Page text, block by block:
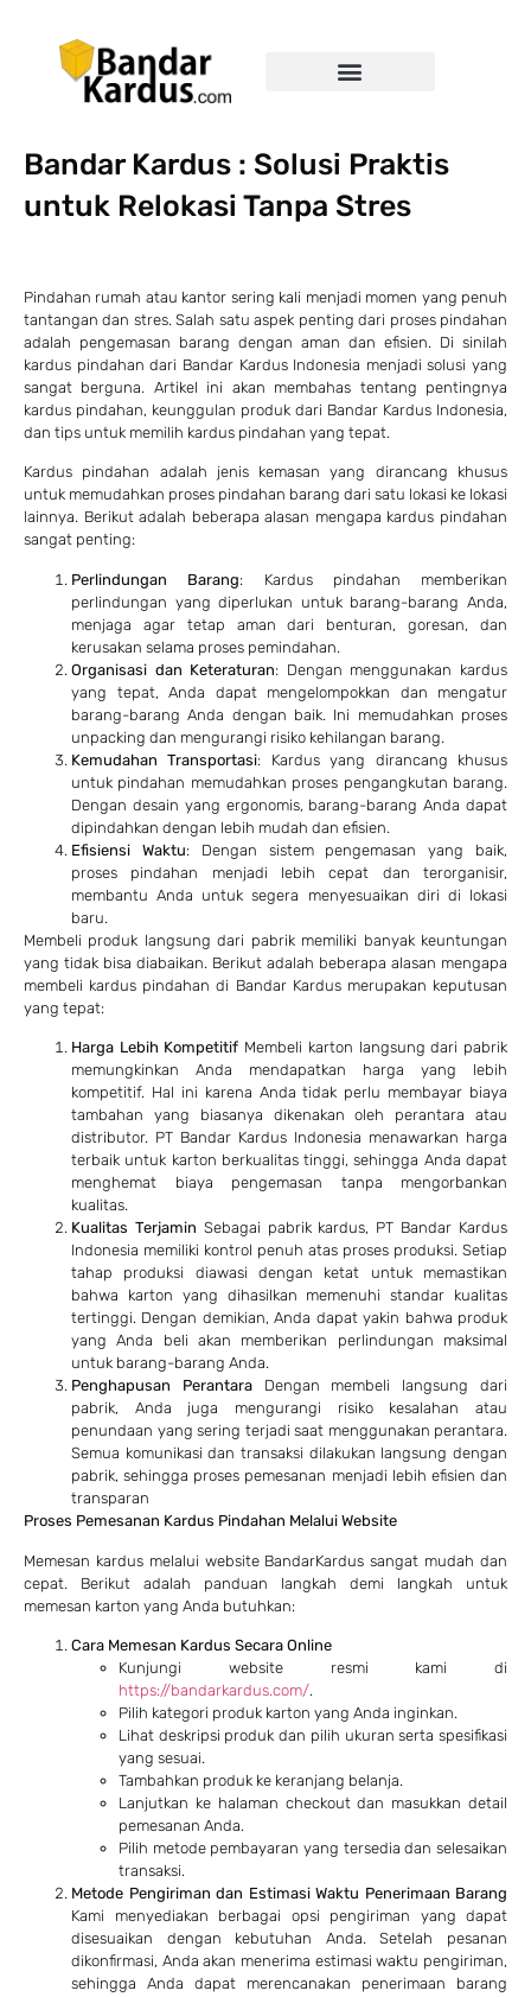
Bandar Kardus : Solusi Praktis
untuk Relokasi Tanpa Stres
Pindahan rumah atau kantor sering kali menjadi momen yang penuh
tantangan dan stres. Salah satu aspek penting dari proses pindahan
adalah pengemasan barang dengan aman dan efisien. Di sinilah
kardus pindahan dari Bandar Kardus Indonesia menjadi solusi yang
sangat berguna. Artikel ini akan membahas tentang pentingnya
kardus pindahan, keunggulan produk dari Bandar Kardus Indonesia,
dan tips untuk memilih kardus pindahan yang tepat.
Kardus pindahan adalah jenis kemasan yang dirancang khusus
untuk memudahkan proses pindahan barang dari satu lokasi ke lokasi
lainnya. Berikut adalah beberapa alasan mengapa kardus pindahan
sangat penting:
Perlindungan Barang: Kardus pindahan memberikan
perlindungan yang diperlukan untuk barang-barang Anda,
menjaga agar tetap aman dari benturan, goresan, dan
kerusakan selama proses pemindahan.
Organisasi dan Keteraturan: Dengan menggunakan kardus
yang tepat, Anda dapat mengelompokkan dan mengatur
barang-barang Anda dengan baik. Ini memudahkan proses
unpacking dan mengurangi risiko kehilangan barang.
Kemudahan Transportasi: Kardus yang dirancang khusus
untuk pindahan memudahkan proses pengangkutan barang.
Dengan desain yang ergonomis, barang-barang Anda dapat
dipindahkan dengan lebih mudah dan efisien.
Efisiensi Waktu: Dengan sistem pengemasan yang baik,
proses pindahan menjadi lebih cepat dan terorganisir,
membantu Anda untuk segera menyesuaikan diri di lokasi
baru.
Membeli produk langsung dari pabrik memiliki banyak keuntungan
yang tidak bisa diabaikan. Berikut adalah beberapa alasan mengapa
membeli kardus pindahan di Bandar Kardus merupakan keputusan
yang tepat:
Harga Lebih Kompetitif Membeli karton langsung dari pabrik
memungkinkan Anda mendapatkan harga yang lebih
kompetitif. Hal ini karena Anda tidak perlu membayar biaya
tambahan yang biasanya dikenakan oleh perantara atau
distributor. PT Bandar Kardus Indonesia menawarkan harga
terbaik untuk karton berkualitas tinggi, sehingga Anda dapat
menghemat biaya pengemasan tanpa mengorbankan
kualitas.
Kualitas Terjamin Sebagai pabrik kardus, PT Bandar Kardus
Indonesia memiliki kontrol penuh atas proses produksi. Setiap
tahap produksi diawasi dengan ketat untuk memastikan
bahwa karton yang dihasilkan memenuhi standar kualitas
tertinggi. Dengan demikian, Anda dapat yakin bahwa produk
yang Anda beli akan memberikan perlindungan maksimal
untuk barang-barang Anda.
Penghapusan PerantaraDengan membeli langsung dari
pabrik, Anda juga mengurangi risiko kesalahan atau
penundaan yang sering terjadi saat menggunakan perantara.
Semua komunikasi dan transaksi dilakukan langsung dengan
pabrik, sehingga proses pemesanan menjadi lebih efisien dan
transparan
Proses Pemesanan Kardus Pindahan Melalui Website
Memesan kardus melalui website BandarKardus sangat mudah dan
cepat. Berikut adalah panduan langkah demi langkah untuk
memesan karton yang Anda butuhkan:
Cara Memesan Kardus Secara Online
Kunjungi website resmi kami di
https://bandarkardus.com/.
Pilih kategori produk karton yang Anda inginkan.
Lihat deskripsi produk dan pilih ukuran serta spesifikasi
yang sesuai.
Tambahkan produk ke keranjang belanja.
Lanjutkan ke halaman checkout dan masukkan detail
pemesanan Anda.
Pilih metode pembayaran yang tersedia dan selesaikan
transaksi.
Metode Pengiriman dan Estimasi Waktu Penerimaan Barang
Kami menyediakan berbagai opsi pengiriman yang dapat
disesuaikan dengan kebutuhan Anda. Setelah pesanan
dikonfirmasi, Anda akan menerima estimasi waktu pengiriman,
sehingga Anda dapat merencanakan penerimaan barang